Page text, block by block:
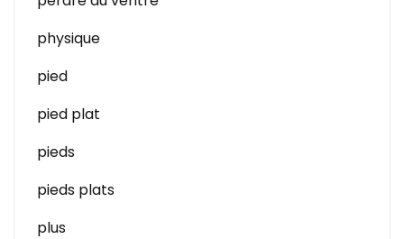
physique
pied
pied plat
pieds
pieds plats
plus